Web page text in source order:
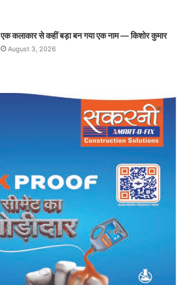
एक कलाकार से कहीं बड़ा बन गया एक नाम — किशोर कुमार
August 3, 2026